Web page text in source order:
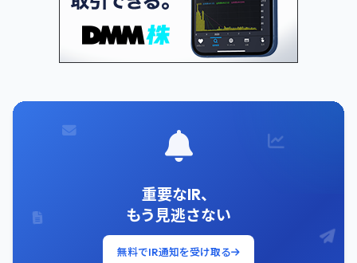
重要なIR、
もう見逃さない
無料でIR通知を受け取る